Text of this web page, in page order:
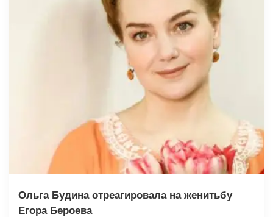
Ольга Будина отреагировала на женитьбу
Егора Бероева